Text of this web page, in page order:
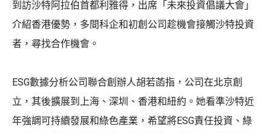
到訪沙特阿拉伯首都利雅得，出席「未來投資倡議大會」
介紹香港優勢，多間科企和初創公司趁機會接觸沙特投資
者，尋找合作機會。
ESG數據分析公司聯合創辦人胡若菡指，公司在北京創
立，其後擴展到上海、深圳、香港和紐約。她看準沙特近
年強調可持續發展和綠色產業，希望將ESG責任投資、綠